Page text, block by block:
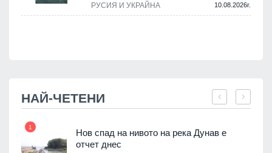
РУСИЯ И УКРАЙНА 10.08.2026г.
НАЙ-ЧЕТЕНИ
1
Нов спад на нивото на река Дунав е
отчет днес